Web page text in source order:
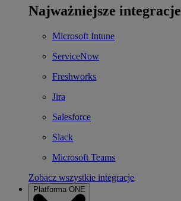
Najważniejsze integracje
Microsoft Intune
ServiceNow
Freshworks
Jira
Salesforce
Slack
Microsoft Teams
Zobacz wszystkie integracje
Platforma ONE